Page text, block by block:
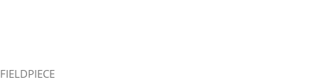
FIELDPIECE